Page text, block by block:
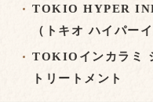
TOKIO HYPER
（トキオ ハイパー
TOKIOインカラミ
トリートメント